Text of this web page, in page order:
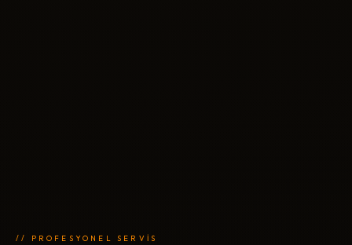
// PROFESYONEL SERVİS